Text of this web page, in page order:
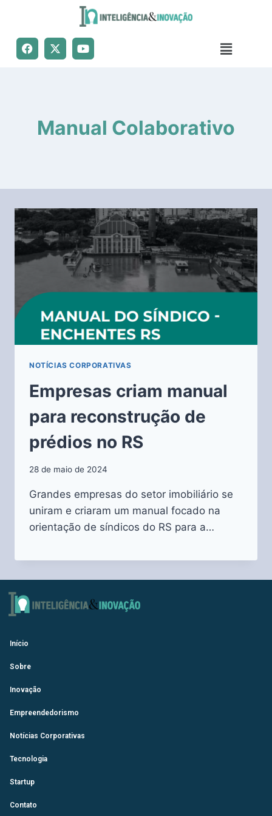
Manual Colaborativo
NOTÍCIAS CORPORATIVAS
Empresas criam manual
para reconstrução de
prédios no RS
28 de maio de 2024
Grandes empresas do setor imobiliário se
uniram e criaram um manual focado na
orientação de síndicos do RS para a…
Início
Sobre
Inovação
Empreendedorismo
Notícias Corporativas
Tecnologia
Startup
Contato